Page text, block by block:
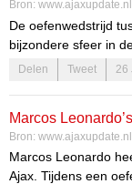
de meest
Ajax
Bron: www.ajaxupdate.nl
De oefenwedstrijd
bijzondere sfeer in
31e minuut een
terugkeer naar de
diepgewortelde
Delen Tweet 26
Marcos
realiteit
Bron: www.ajaxupdate.nl
Marcos Leonardo
Ajax. Tijdens een